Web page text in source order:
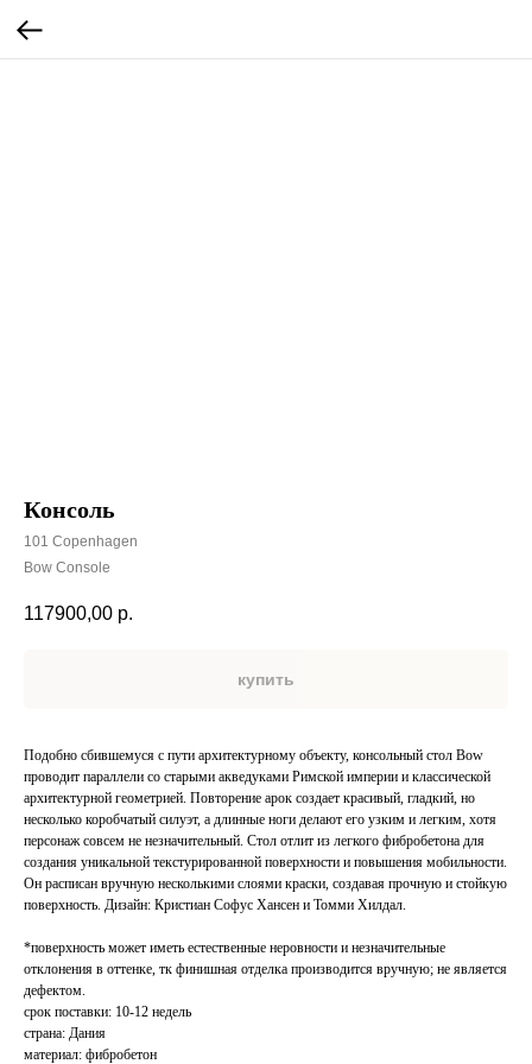
Консоль
101 Copenhagen
Bow Console
117900,00 р.
купить
Подобно сбившемуся с пути архитектурному объекту, консольный стол Bow
проводит параллели со старыми акведуками Римской империи и классической
архитектурной геометрией. Повторение арок создает красивый, гладкий, но
несколько коробчатый силуэт, а длинные ноги делают его узким и легким, хотя
персонаж совсем не незначительный. Стол отлит из легкого фибробетона для
создания уникальной текстурированной поверхности и повышения мобильности.
Он расписан вручную несколькими слоями краски, создавая прочную и стойкую
поверхность. Дизайн: Кристиан Софус Хансен и Томми Хилдал.
*поверхность может иметь естественные неровности и незначительные
отклонения в оттенке, тк финишная отделка производится вручную; не является
дефектом.
срок поставки: 10-12 недель
страна: Дания
материал: фибробетон